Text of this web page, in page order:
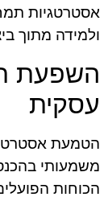
אסטרטגיות
ולמידה מתוך
השפעת
עסקית
הטמעת
משמעותי
הכוחות